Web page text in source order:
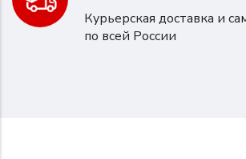
Курьерская доставка и
по всей России